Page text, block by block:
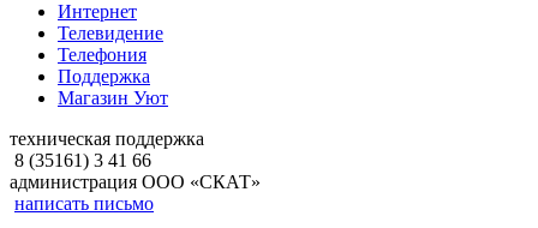
Интернет
Телевидение
Телефония
Поддержка
Магазин Уют
техническая поддержка
8 (35161) 3 41 66
администрация ООО «СКАТ»
написать письмо